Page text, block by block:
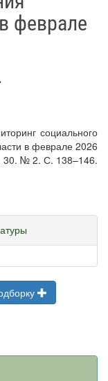
феврале
социального
в феврале 2026
30. № 2. С. 138–146.